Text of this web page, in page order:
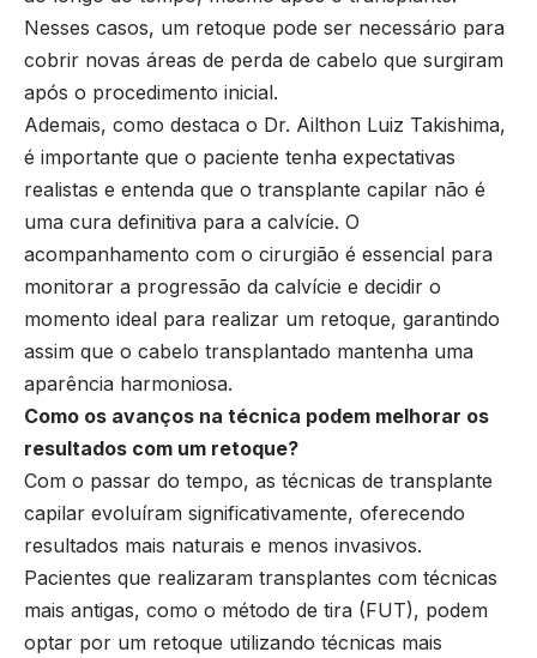
Nesses casos, um retoque pode ser necessário para
cobrir novas áreas de perda de cabelo que surgiram
após o procedimento inicial.
Ademais, como destaca o Dr. Ailthon Luiz Takishima,
é importante que o paciente tenha expectativas
realistas e entenda que o transplante capilar não é
uma cura definitiva para a calvície. O
acompanhamento com o cirurgião é essencial para
monitorar a progressão da calvície e decidir o
momento ideal para realizar um retoque, garantindo
assim que o cabelo transplantado mantenha uma
aparência harmoniosa.
Como os avanços na técnica podem melhorar os
resultados com um retoque?
Com o passar do tempo, as técnicas de transplante
capilar evoluíram significativamente, oferecendo
resultados mais naturais e menos invasivos.
Pacientes que realizaram transplantes com técnicas
mais antigas, como o método de tira (FUT), podem
optar por um retoque utilizando técnicas mais